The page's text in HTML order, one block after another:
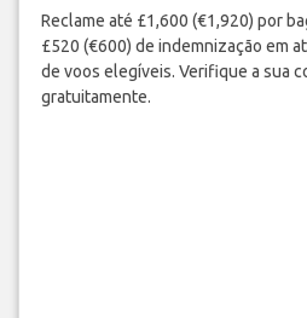
Reclame até £1,600 (€1,920) por
£520 (€600) de indemnização em
de voos elegíveis. Verifique a sua
gratuitamente.